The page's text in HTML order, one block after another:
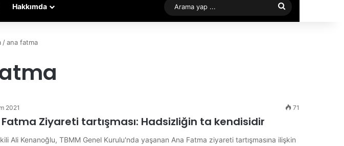
Hakkımda
Arama
yap
/ ana fatma
2021 71
Fatma Ziyareti tartışması: Hadsizliğin ta kendisidir
Ali Kenanoğlu, TBMM Genel Kurulu'nda yaşanan Ana Fatma ziyareti tartışmasına ilişkin